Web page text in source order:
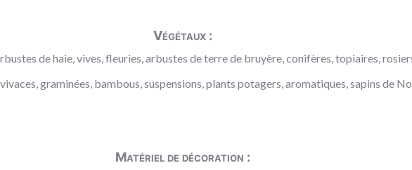
Végétaux :
de haie, vives, fleuries, arbustes de terre de bruyère, conifères, topiaires,
graminées, bambous, suspensions, plants potagers, aromatiques, sapins de
Matériel de décoration :